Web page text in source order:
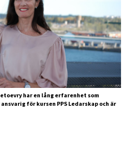
har en lång erfarenhet som
för kursen PPS Ledarskap och är